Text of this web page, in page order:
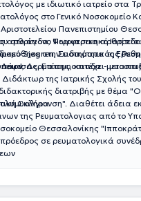
με ιδιωτικό ιατρείο στα
στο Γενικό Νοσοκομείο
Πανεπιστημίου
στο άγονο Περιφερειακό
στην ειδικότητα της
Επίσης, κατέχει
της Ιατρικής Σχολής
διατριβής με θέμα
Σκλήρυνση". Διαθέτει άδεια
της Ρευματολογιας από το
Θεσσαλονίκης
σε ρευματολογικά
αρθρίτιδα, Ψωριασικη
Sjogren, Συστηματικός
Δερματομυοσιτιδα -